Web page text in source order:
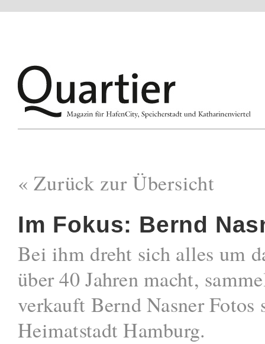
« Zurück zur Übersicht
Im Fokus: Bernd
Bei ihm dreht sich alles um
über 40 Jahren macht,
verkauft Bernd Nasner Fotos
Heimatstadt Hamburg.